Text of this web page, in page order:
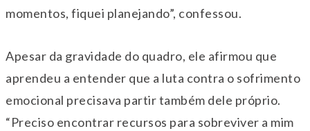
momentos, fiquei planejando”, confessou.
Apesar da gravidade do quadro, ele afirmou que
aprendeu a entender que a luta contra o sofrimento
emocional precisava partir também dele próprio.
“Preciso encontrar recursos para sobreviver a mim